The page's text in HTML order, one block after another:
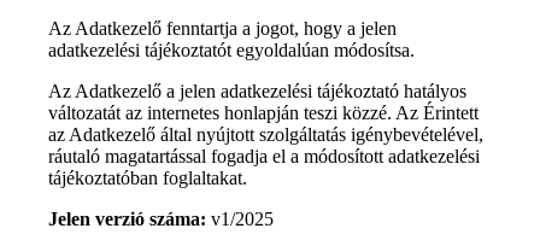
Az Adatkezelő fenntartja a jogot, hogy a jelen
adatkezelési tájékoztatót egyoldalúan módosítsa.
Az Adatkezelő a jelen adatkezelési tájékoztató hatályos
változatát az internetes honlapján teszi közzé. Az Érintett
az Adatkezelő által nyújtott szolgáltatás igénybevételével,
ráutaló magatartással fogadja el a módosított adatkezelési
tájékoztatóban foglaltakat.
Jelen verzió száma:v1/2025